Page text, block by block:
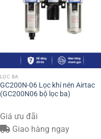
LỌC BA
GC200N-06 Lọc khí nén Airtac
(GC200N06 bộ lọc ba)
Giá ưu đãi
Giao hàng ngay